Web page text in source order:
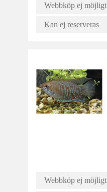
Webbköp ej möjligt
Kan ej reserveras
Webbköp ej möjligt